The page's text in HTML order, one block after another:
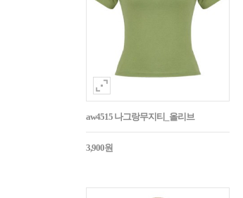
aw4515 나그랑무지티_올리브
3,900원